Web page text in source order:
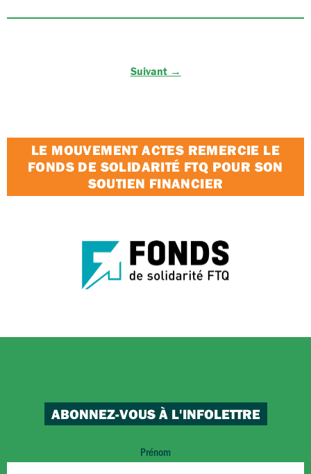
Suivant →
LE MOUVEMENT ACTES REMERCIE LE
FONDS DE SOLIDARITÉ FTQ POUR SON
SOUTIEN FINANCIER
ABONNEZ-VOUS À L'INFOLETTRE
Prénom